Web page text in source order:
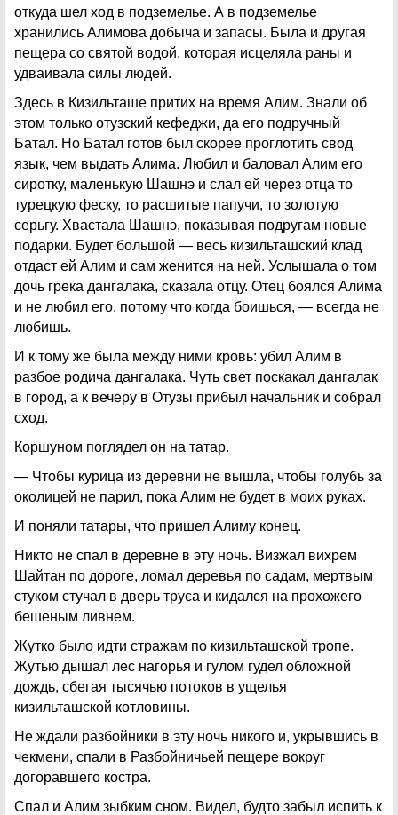
откуда шел ход в подземелье. А в подземелье
хранились Алимова добыча и запасы. Была и другая
пещера со святой водой, которая исцеляла раны и
удваивала силы людей.
Здесь в Кизильташе притих на время Алим. Знали об
этом только отузский кефеджи, да его подручный
Батал. Но Батал готов был скорее проглотить свод
язык, чем выдать Алима. Любил и баловал Алим его
сиротку, маленькую Шашнэ и слал ей через отца то
турецкую феску, то расшитые папучи, то золотую
серьгу. Хвастала Шашнэ, показывая подругам новые
подарки. Будет большой — весь кизильташский клад
отдаст ей Алим и сам женится на ней. Услышала о том
дочь грека дангалака, сказала отцу. Отец боялся Алима
и не любил его, потому что когда боишься, — всегда не
любишь.
И к тому же была между ними кровь: убил Алим в
разбое родича дангалака. Чуть свет поскакал дангалак
в город, а к вечеру в Отузы прибыл начальник и собрал
сход.
Коршуном поглядел он на татар.
— Чтобы курица из деревни не вышла, чтобы голубь за
околицей не парил, пока Алим не будет в моих руках.
И поняли татары, что пришел Алиму конец.
Никто не спал в деревне в эту ночь. Визжал вихрем
Шайтан по дороге, ломал деревья по садам, мертвым
стуком стучал в дверь труса и кидался на прохожего
бешеным ливнем.
Жутко было идти стражам по кизильташской тропе.
Жутью дышал лес нагорья и гулом гудел обложной
дождь, сбегая тысячью потоков в ущелья
кизильташской котловины.
Не ждали разбойники в эту ночь никого и, укрывшись в
чекмени, спали в Разбойничьей пещере вокруг
догоравшего костра.
Спал и Алим зыбким сном. Видел, будто забыл испить к